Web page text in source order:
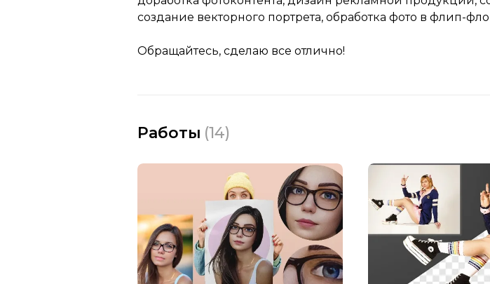
создание векторного портрета, обработка фото в флип-
Обращайтесь, сделаю все отлично!
Работы (14)